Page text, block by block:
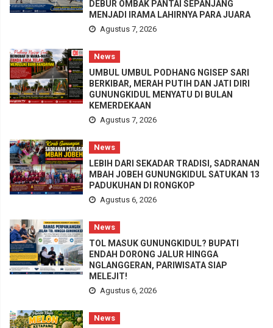
DEBUR OMBAK PANTAI SEPANJANG
MENJADI IRAMA LAHIRNYA PARA JUARA
Agustus 7, 2026
News
UMBUL UMBUL PODHANG NGISEP SARI
BERKIBAR, MERAH PUTIH DAN JATI DIRI
GUNUNGKIDUL MENYATU DI BULAN
KEMERDEKAAN
Agustus 7, 2026
News
LEBIH DARI SEKADAR TRADISI, SADRANAN
MBAH JOBEH GUNUNGKIDUL SATUKAN 13
PADUKUHAN DI RONGKOP
Agustus 6, 2026
News
TOL MASUK GUNUNGKIDUL? BUPATI
ENDAH DORONG JALUR HINGGA
NGLANGGERAN, PARIWISATA SIAP
MELEJIT!
Agustus 6, 2026
News